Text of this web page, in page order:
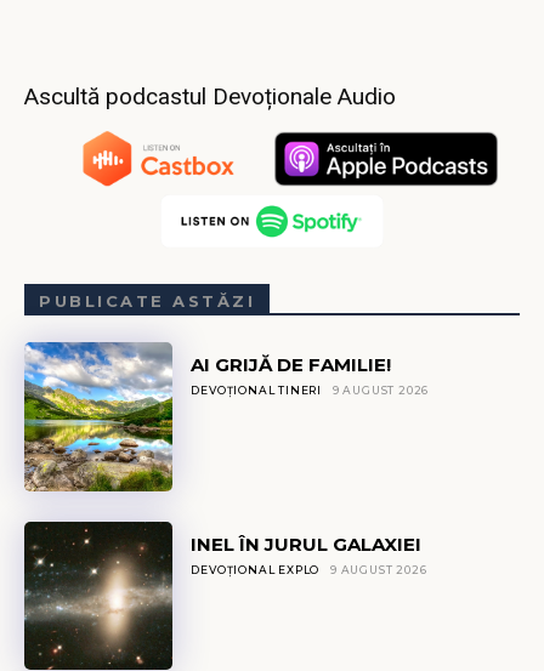
Ascultă podcastul Devoționale Audio
PUBLICATE ASTĂZI
AI GRIJĂ DE FAMILIE!
DEVOȚIONAL TINERI 9 AUGUST 2026
INEL ÎN JURUL GALAXIEI
DEVOȚIONAL EXPLO 9 AUGUST 2026